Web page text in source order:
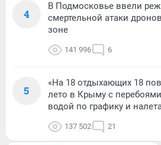
4
В Подмосковье ввели
смертельной атаки
зоне
141 996 6
5
«На 18 отдыхающих 18
лето в Крыму с
водой по графику и
137 502 21